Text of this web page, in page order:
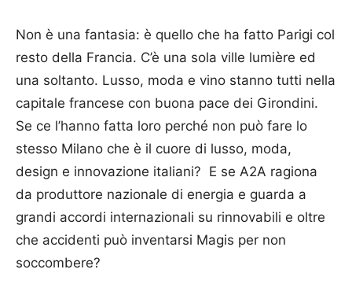
Non è una fantasia: è quello che ha fatto Parigi col
resto della Francia. C’è una sola ville lumière ed
una soltanto. Lusso, moda e vino stanno tutti nella
capitale francese con buona pace dei Girondini.
Se ce l’hanno fatta loro perché non può fare lo
stesso Milano che è il cuore di lusso, moda,
design e innovazione italiani? E se A2A ragiona
da produttore nazionale di energia e guarda a
grandi accordi internazionali su rinnovabili e oltre
che accidenti può inventarsi Magis per non
soccombere?